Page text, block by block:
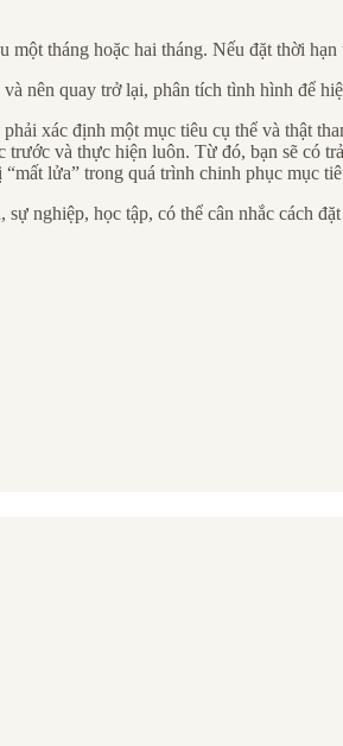
một tháng hoặc hai tháng. Nếu đặt thời
nên quay trở lại, phân tích tình hình để
xác định một mục tiêu cụ thể và thật
trước và thực hiện luôn. Từ đó, bạn sẽ có
lửa” trong quá trình chinh phục mục
nghiệp, học tập, có thể cân nhắc cách